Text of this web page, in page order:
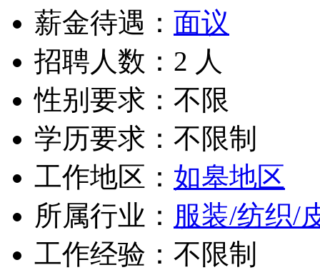
薪金待遇： 面议
招聘人数：2 人
性别要求：不限
学历要求：不限制
工作地区： 如皋地区
所属行业： 服装/纺织/
工作经验：不限制